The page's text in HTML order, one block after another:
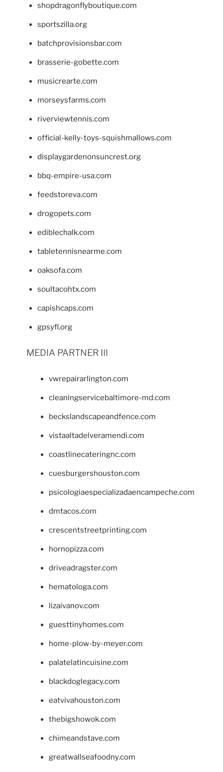
shopdragonflyboutique.com
sportszilla.org
batchprovisionsbar.com
brasserie-gobette.com
musicrearte.com
morseysfarms.com
riverviewtennis.com
official-kelly-toys-squishmallows.com
displaygardenonsuncrest.org
bbq-empire-usa.com
feedstoreva.com
drogopets.com
ediblechalk.com
tabletennisnearme.com
oaksofa.com
soultacohtx.com
capishcaps.com
gpsyfl.org
MEDIA PARTNER III
vwrepairarlington.com
cleaningservicebaltimore-md.com
beckslandscapeandfence.com
vistaaltadelveramendi.com
coastlinecateringnc.com
cuesburgershouston.com
psicologiaespecializadaencampeche.com
dmtacos.com
crescentstreetprinting.com
hornopizza.com
driveadragster.com
hematologa.com
lizaivanov.com
guesttinyhomes.com
home-plow-by-meyer.com
palatelatincuisine.com
blackdoglegacy.com
eatvivahouston.com
thebigshowok.com
chimeandstave.com
greatwallseafoodny.com